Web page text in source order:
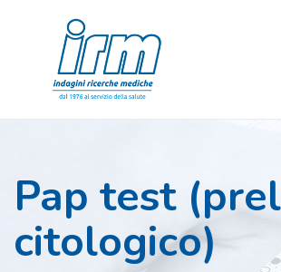
Pap test
citologico)